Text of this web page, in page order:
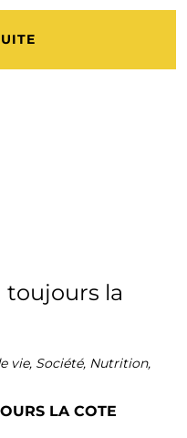
vie, Société, Nutrition,
LA COTE